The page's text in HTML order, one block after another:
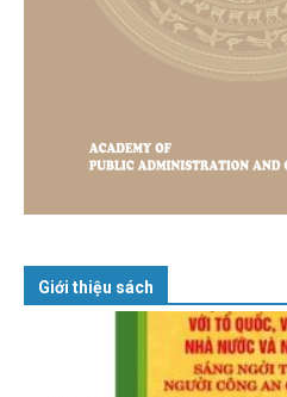
Giới thiệu sách